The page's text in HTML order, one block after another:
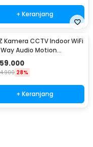
+ Keranjang
Kamera CCTV Indoor WiFi
Audio Motion
2MP 1080P - H1C 2MP
28%
+ Keranjang